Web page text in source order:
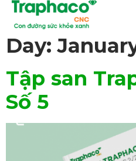
Day:
Tập san
Số 5